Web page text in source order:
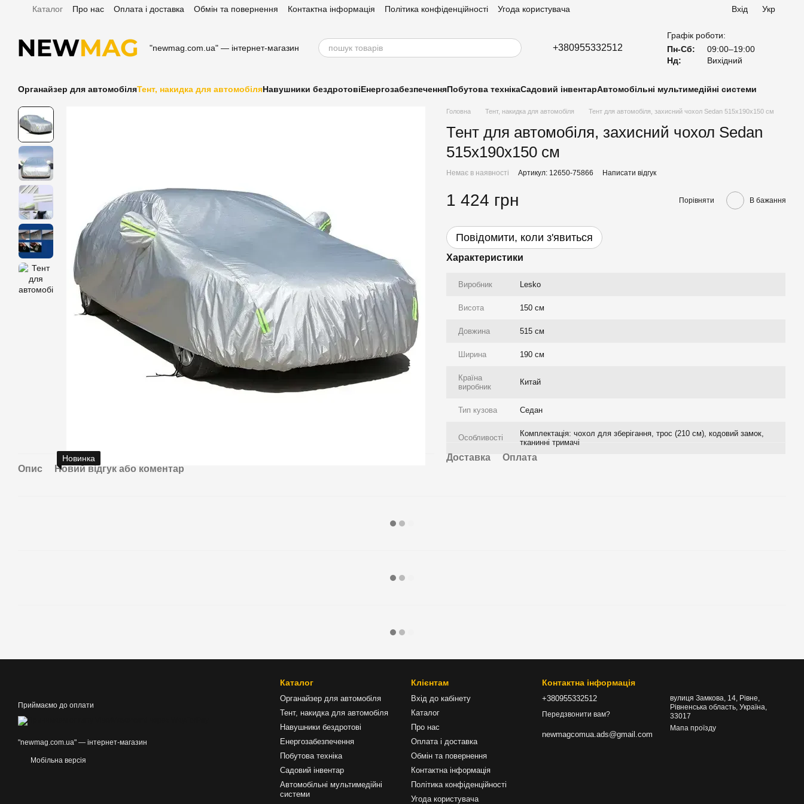
Перейти до основного контенту
Каталог Про нас Оплата і доставка Обмін та повернення Контактна інформація Політика конфіденційності
Угода користувача
Вхід Укр
"newmag.com.ua" — інтернет-магазин +380955332512
Графік роботи:
Пн-Сб:
09:00–19:00
Нд:
Вихідний
Органайзер для автомобіляТент, накидка для автомобіляНавушники бездротовіЕнергозабезпеченняПобутова технікаСадовий інвентарАвтомобільні мультимедійні системи
Новинка
Опис Новий відгук або коментар
Головна Тент, накидка для автомобіля Тент для автомобіля, захисний чохол Sedan 515х190х150 см
Тент для автомобіля, захисний чохол Sedan
515х190х150 см
Немає в наявності Артикул: 12650-75866 Написати відгук
1 424 грн Порівняти В бажання
Повідомити, коли з'явиться
Характеристики
Виробник Lesko
Висота 150 см
Довжина 515 см
Ширина 190 см
Країна
виробник
Китай
Тип кузова Седан
Особливості
Комплектація: чохол для зберігання, трос (210 см), кодовий замок,
тканинні тримачі
Доставка Оплата
Приймаємо до оплати
"newmag.com.ua" — інтернет-магазин
Мобільна версія
Каталог
Органайзер для автомобіля
Тент, накидка для автомобіля
Навушники бездротові
Енергозабезпечення
Побутова техніка
Садовий інвентар
Автомобільні мультимедійні
системи
Клієнтам
Вхід до кабінету
Каталог
Про нас
Оплата і доставка
Обмін та повернення
Контактна інформація
Політика конфіденційності
Угода користувача
Контактна інформація
+380955332512
Передзвонити вам?
newmagcomua.ads@gmail.com
вулиця Замкова, 14, Рівне,
Рівненська область, Україна,
33017
Мапа проїзду